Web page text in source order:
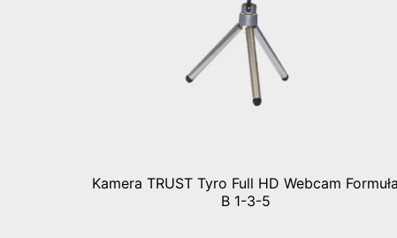
Kamera TRUST Tyro Full HD Webcam Formuła
B 1-3-5